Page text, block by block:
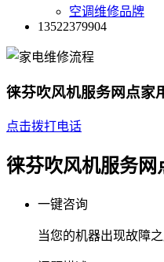
空调维修品牌
13522379904
徕芬吹风机服务网点家
点击拨打电话
徕芬吹风机服务网
一键咨询
当您的机器出现故障